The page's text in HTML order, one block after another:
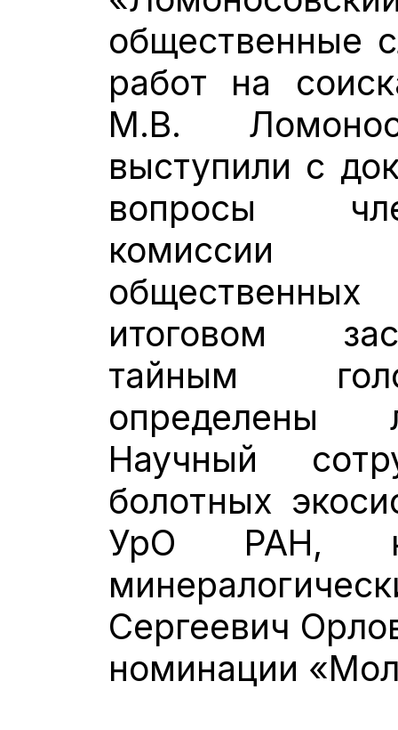
общественные
работ на
М.В.
выступили с
вопросы
комиссии
итоговом
тайным
определены
Научный
болотных
УрО РАН,
Сергеевич
номинации